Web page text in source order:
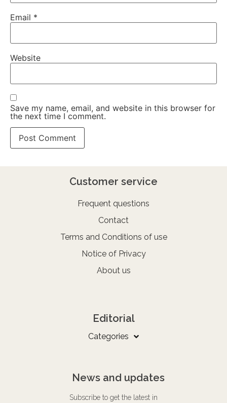
Email *
Website
Save my name, email, and website in this browser for
the next time I comment.
Customer service
Frequent questions
Contact
Terms and Conditions of use
Notice of Privacy
About us
Editorial
Categories
News and updates
Subscribe to get the latest in